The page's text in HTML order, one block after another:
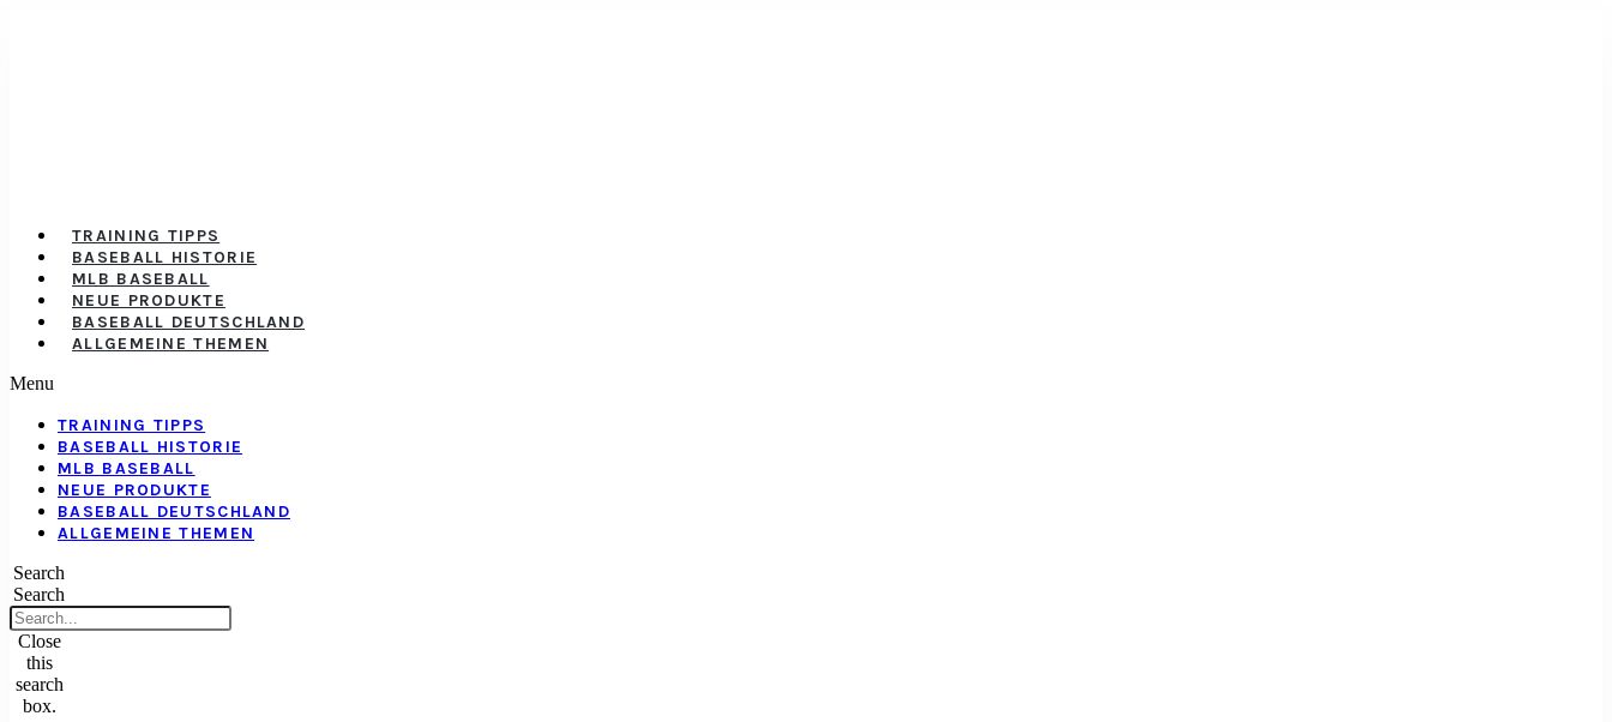
TRAINING TIPPS
BASEBALL HISTORIE
MLB BASEBALL
NEUE PRODUKTE
BASEBALL DEUTSCHLAND
ALLGEMEINE THEMEN
Menu
TRAINING TIPPS
BASEBALL HISTORIE
MLB BASEBALL
NEUE PRODUKTE
BASEBALL DEUTSCHLAND
ALLGEMEINE THEMEN
Search
Search
Close
this
search
box.